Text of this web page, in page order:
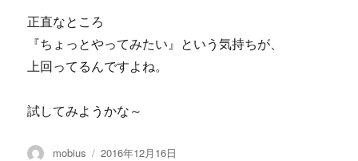
正直なところ
『ちょっとやってみたい』という気持ちが、
上回ってるんですよね。
試してみようかな～
投
mobius
投
2016年12月16日